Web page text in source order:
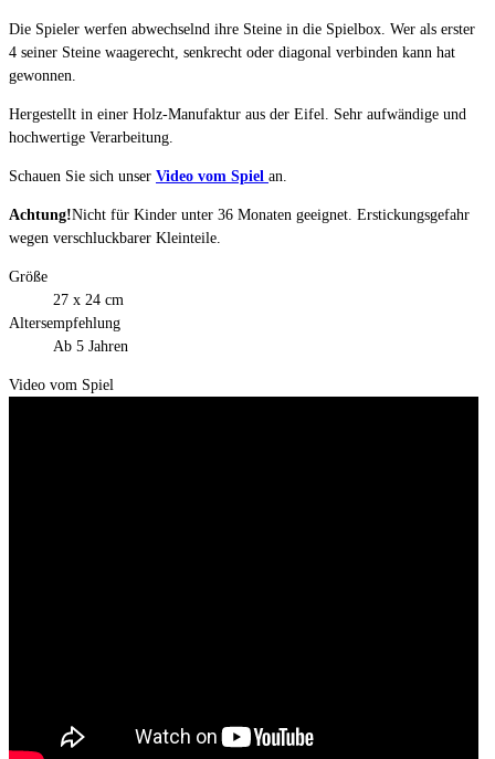
Die Spieler werfen abwechselnd ihre Steine in die Spielbox. Wer als erster
4 seiner Steine waagerecht, senkrecht oder diagonal verbinden kann hat
gewonnen.
Hergestellt in einer Holz-Manufaktur aus der Eifel. Sehr aufwändige und
hochwertige Verarbeitung.
Schauen Sie sich unser Video vom Spiel an.
Achtung!Nicht für Kinder unter 36 Monaten geeignet. Erstickungsgefahr
wegen verschluckbarer Kleinteile.
Größe
27 x 24 cm
Altersempfehlung
Ab 5 Jahren
Video vom Spiel